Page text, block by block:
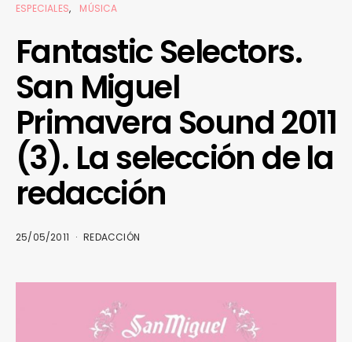
ESPECIALES MÚSICA
Fantastic Selectors.
San Miguel
Primavera Sound 2011
(3). La selección de la
redacción
25/05/2011 REDACCIÓN